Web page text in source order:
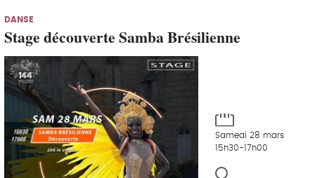
DANSE
Stage découverte Samba Brésilienne
Samedi 28 mars
15h30-17h00